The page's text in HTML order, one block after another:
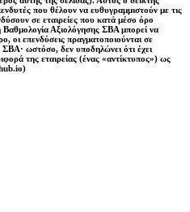
που θέλουν να ευθυγραμμιστούν με τις
σε εταιρείες που κατά μέσο όρο
Αξιολόγησης ΣΒΑ μπορεί να
οι επενδύσεις πραγματοποιούνται σε
ωστόσο, δεν υποδηλώνει ότι έχει
της εταιρείας (ένας «αντίκτυπος») ως